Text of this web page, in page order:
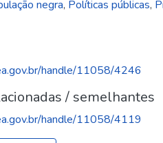
negra, Políticas públicas,
handle/11058/4246
/ semelhantes
handle/11058/4119